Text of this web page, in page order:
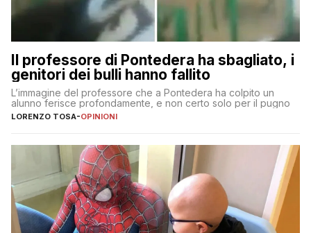
Il professore di Pontedera ha sbagliato, i
genitori dei bulli hanno fallito
L’immagine del professore che a Pontedera ha colpito un
alunno ferisce profondamente, e non certo solo per il pugno
LORENZO TOSA-OPINIONI